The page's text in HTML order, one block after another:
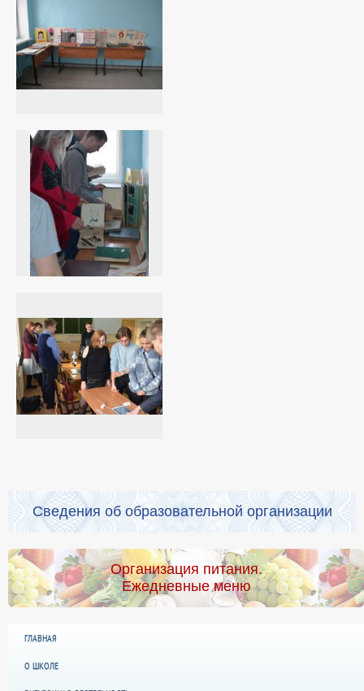
Сведения об образовательной организации
Организация питания.
Ежедневные меню
ГЛАВНАЯ
О ШКОЛЕ